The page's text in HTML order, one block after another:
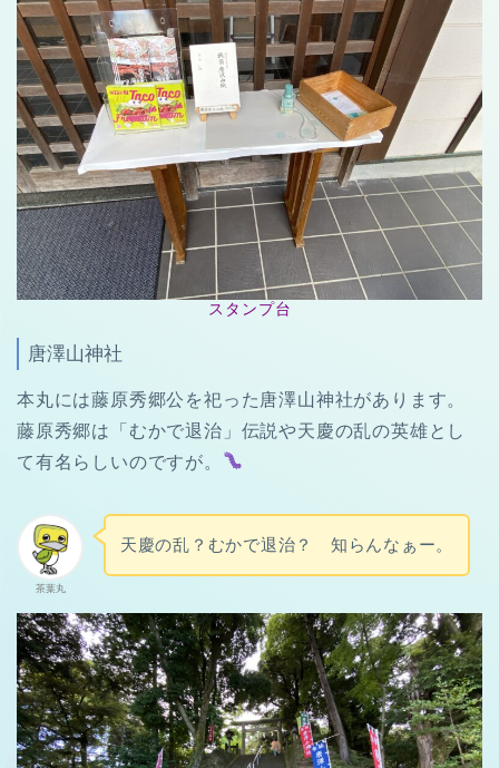
スタンプ台
唐澤山神社
本丸には藤原秀郷公を祀った唐澤山神社があります。
藤原秀郷は「むかで退治」伝説や天慶の乱の英雄とし
て有名らしいのですが。
茶葉丸
天慶の乱？むかで退治？ 知らんなぁー。